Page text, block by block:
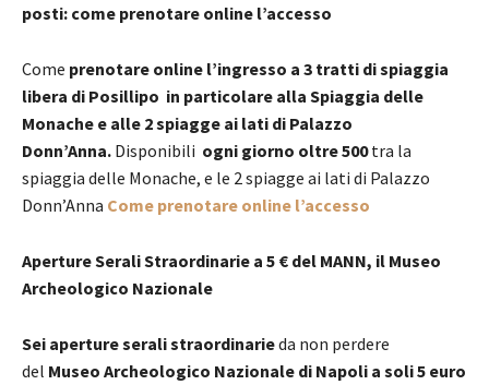
posti: come prenotare online l’accesso
Come prenotare online l’ingresso a 3 tratti di spiaggia
libera di Posillipo in particolare alla Spiaggia delle
Monache e alle 2 spiagge ai lati di Palazzo
Donn’Anna. Disponibili ogni giorno oltre 500tra la
spiaggia delle Monache, e le 2 spiagge ai lati di Palazzo
Donn’Anna Come prenotare online l’accesso
Aperture Serali Straordinarie a 5 € del MANN, il Museo
Archeologico Nazionale
Sei aperture serali straordinarieda non perdere
del Museo Archeologico Nazionale di Napoli a soli 5 euro